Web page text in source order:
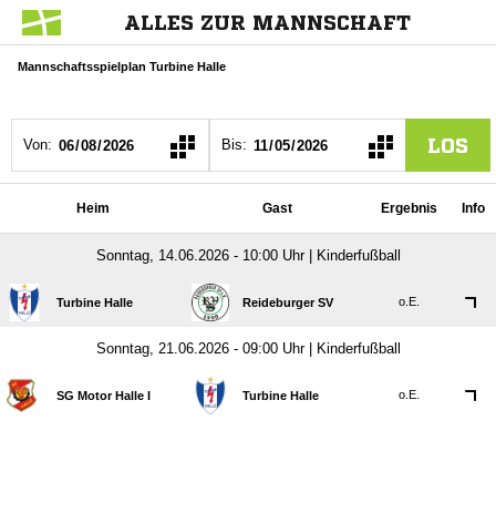
ALLES ZUR MANNSCHAFT
Mannschaftsspielplan Turbine Halle
Von: Bis: LOS
Heim Gast Ergebnis Info
Sonntag, 14.06.2026 - 10:00 Uhr | Kinderfußball
Turbine Halle Reideburger SV o.E.
Sonntag, 21.06.2026 - 09:00 Uhr | Kinderfußball
SG Motor Halle I Turbine Halle o.E.